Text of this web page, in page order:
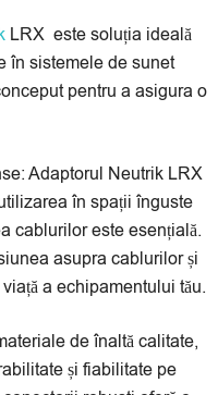
finală va fi afișat la
LRX este soluția ideală
în sistemele de sunet
pentru a asigura o
Adaptorul Neutrik LRX
în spații înguste
cablurilor este esențială.
asupra cablurilor și
a echipamentului tău.
de înaltă calitate,
și fiabilitate pe